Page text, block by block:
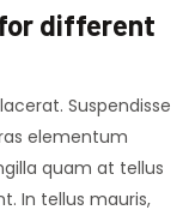
different
Suspendisse
elementum
quam at tellus
In tellus mauris,